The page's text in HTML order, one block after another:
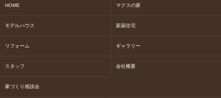
HOME マクスの家
モデルハウス 新築住宅
リフォーム ギャラリー
スタッフ 会社概要
家づくり相談会